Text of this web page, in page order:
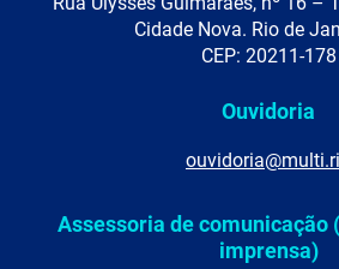
Cidade Nova. Rio de
CEP: 20211-178
Ouvidoria
Assessoria de comunicação
imprensa)